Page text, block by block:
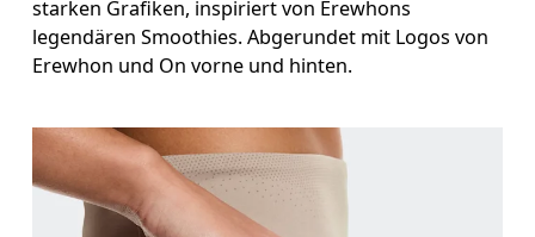
starken Grafiken, inspiriert von Erewhons
legendären Smoothies. Abgerundet mit Logos von
Erewhon und On vorne und hinten.